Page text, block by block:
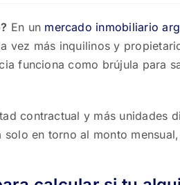
En un mercado inmobiliario
vez más inquilinos y
funciona como brújula para
contractual y más unidades
en torno al monto